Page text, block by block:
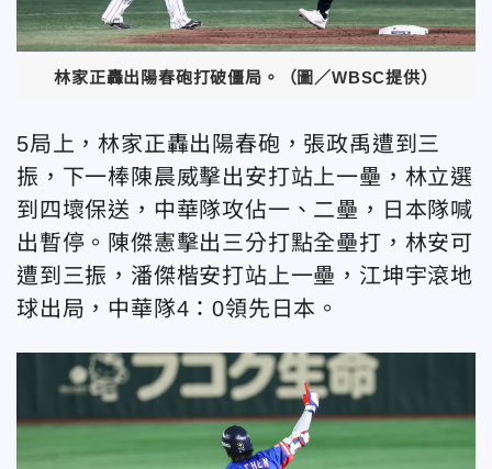
林家正轟出陽春砲打破僵局。（圖／WBSC提供）
5局上，林家正轟出陽春砲，張政禹遭到三
振，下一棒陳晨威擊出安打站上一壘，林立選
到四壞保送，中華隊攻佔一、二壘，日本隊喊
出暫停。陳傑憲擊出三分打點全壘打，林安可
遭到三振，潘傑楷安打站上一壘，江坤宇滾地
球出局，中華隊4：0領先日本。